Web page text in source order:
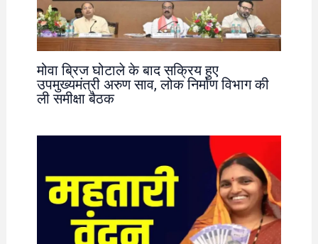
मोवा ब्रिज घोटाले के बाद सक्रिय हुए
उपमुख्यमंत्री अरुण साव, लोक निर्माण विभाग की
ली समीक्षा बैठक